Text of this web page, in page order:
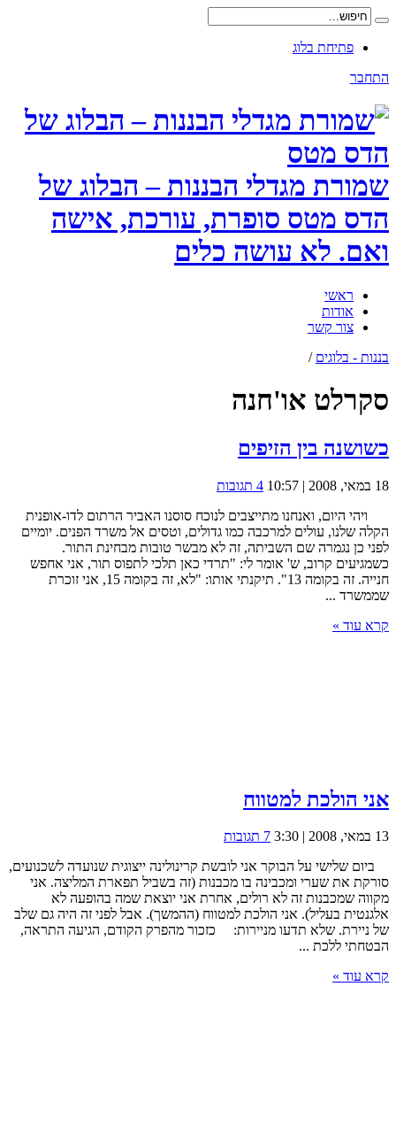
פתיחת בלוג
התחבר
שמורת מגדלי הבננות – הבלוג של
הדס מטס סופרת, עורכת, אישה
ואם. לא עושה כלים
ראשי
אודות
צור קשר
בננות - בלוגים /
סקרלט או'חנה
כשושנה בין הזיפים
18 במאי, 2008 | 10:57
4 תגובות
ויהי היום, ואנחנו מתייצבים לנוכח סוסנו האביר הרתום לדו-אופנית
הקלה שלנו, עולים למרכבה כמו גדולים, וטסים אל משרד הפנים. יומיים
לפני כן נגמרה שם השביתה, זה לא מבשר טובות מבחינת התור.
כשמגיעים קרוב, ש' אומר לי: "תרדי כאן תלכי לתפוס תור, אני אחפש
חנייה. זה בקומה 13". תיקנתי אותו: "לא, זה בקומה 15, אני זוכרת
שממשרד ...
קרא עוד »
אני הולכת למטווח
13 במאי, 2008 | 3:30
7 תגובות
ביום שלישי על הבוקר אני לובשת קרינולינה ייצוגית שנועדה לשכנועים,
סורקת את שערי ומכבינה בו מכבנות (זה בשביל תפארת המליצה. אני
מקווה שמכבנות זה לא רולים, אחרת אני יוצאת שמה בהופעה לא
אלגנטית בעליל). אני הולכת למטווח (ההמשך). אבל לפני זה היה גם שלב
של ניירת. שלא תדעו מניירות: כזכור מהפרק הקודם, הגיעה התראה,
הבטחתי ללכת ...
קרא עוד »